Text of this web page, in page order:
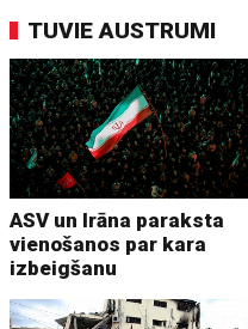
TUVIE AUSTRUMI
ASV un Irāna paraksta
vienošanos par kara
izbeigšanu